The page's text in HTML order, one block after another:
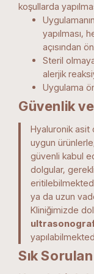
koşullarda
yapılması,
açısından
Steril
alerjik
Uygulama
Güvenlik
Hyaluronik asit
uygun
güvenli kabul
dolgular,
ya da uzun
Kliniğimizde
Sık